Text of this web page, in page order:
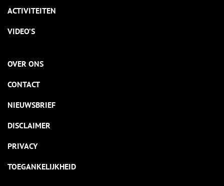
ACTIVITEITEN
VIDEO’S
OVER ONS
CONTACT
NIEUWSBRIEF
DISCLAIMER
PRIVACY
TOEGANKELIJKHEID